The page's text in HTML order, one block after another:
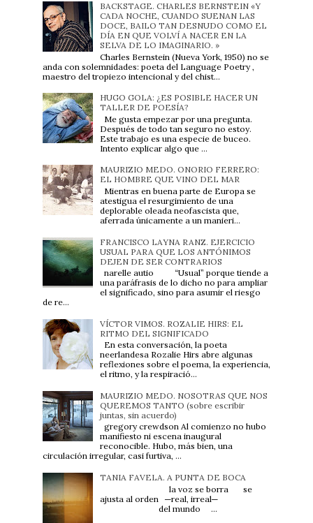
BACKSTAGE. CHARLES BERNSTEIN «Y
CADA NOCHE, CUANDO SUENAN LAS
DOCE, BAILO TAN DESNUDO COMO EL
DÍA EN QUE VOLVÍ A NACER EN LA
SELVA DE LO IMAGINARIO. »
Charles Bernstein (Nueva York, 1950) no se
anda con solemnidades: poeta del Language Poetry ,
maestro del tropiezo intencional y del chist...
HUGO GOLA: ¿ES POSIBLE HACER UN
TALLER DE POESÍA?
Me gusta empezar por una pregunta.
Después de todo tan seguro no estoy.
Este trabajo es una especie de buceo.
Intento explicar algo que ...
MAURIZIO MEDO. ONORIO FERRERO:
EL HOMBRE QUE VINO DEL MAR
Mientras en buena parte de Europa se
atestigua el resurgimiento de una
deplorable oleada neofascista que,
aferrada únicamente a un manieri...
FRANCISCO LAYNA RANZ. EJERCICIO
USUAL PARA QUE LOS ANTÓNIMOS
DEJEN DE SER CONTRARIOS
narelle autio “Usual” porque tiende a
una paráfrasis de lo dicho no para ampliar
el significado, sino para asumir el riesgo
de re...
VÍCTOR VIMOS. ROZALIE HIRS: EL
RITMO DEL SIGNIFICADO
En esta conversación, la poeta
neerlandesa Rozalie Hirs abre algunas
reflexiones sobre el poema, la experiencia,
el ritmo, y la respiració...
MAURIZIO MEDO. NOSOTRAS QUE NOS
QUEREMOS TANTO (sobre escribir
juntas, sin acuerdo)
gregory crewdson Al comienzo no hubo
manifiesto ni escena inaugural
reconocible. Hubo, más bien, una
circulación irregular, casi furtiva, ...
TANIA FAVELA. A PUNTA DE BOCA
la voz se borra se
ajusta al orden ─real, irreal─
del mundo ...